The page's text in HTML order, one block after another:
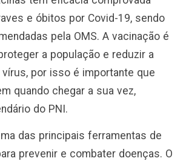
e óbitos por Covid-19, sendo
pela OMS. A vacinação é
a população e reduzir a
por isso é importante que
quando chegar a sua vez,
do PNI.
das principais ferramentas de
prevenir e combater doenças. O